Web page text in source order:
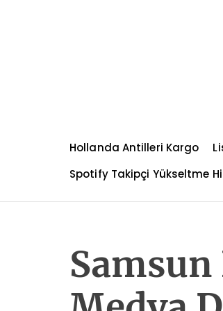
t
Hollanda Antilleri Kargo
Spotify Takipçi Yükseltme
Samsun